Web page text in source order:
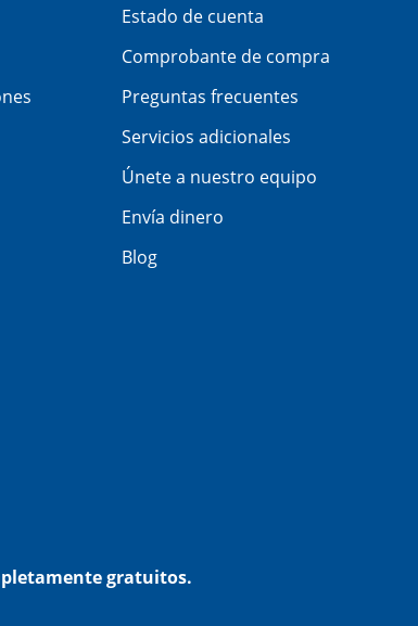
Estado de cuenta
Comprobante de compra
Preguntas frecuentes
Servicios adicionales
Únete a nuestro equipo
Envía dinero
Blog
gratuitos.